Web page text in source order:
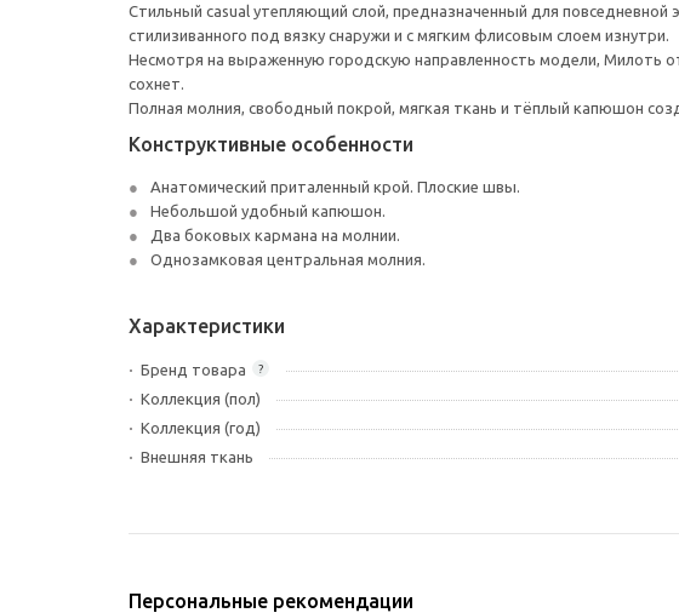
Стильный casual утепляющий слой, предназначенный для повседневной
стилизиванного под вязку снаружи и с мягким флисовым слоем изнутри.
Несмотря на выраженную городскую направленность модели,
сохнет.
Полная молния, свободный покрой, мягкая ткань и тёплый капюшон
Конструктивные особенности
Анатомический приталенный крой. Плоские швы.
Небольшой удобный капюшон.
Два боковых кармана на молнии.
Однозамковая центральная молния.
Характеристики
?
Бренд товара
Коллекция (пол)
Коллекция (год)
Внешняя ткань
Персональные рекомендации